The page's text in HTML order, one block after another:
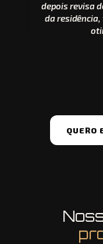
depois revisa
da
QUERO